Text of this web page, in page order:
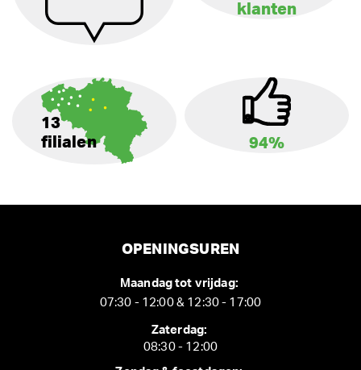
klanten
13
filialen
94%
OPENINGSUREN
Maandag tot vrijdag:
07:30 - 12:00 & 12:30 - 17:00
Zaterdag:
08:30 - 12:00